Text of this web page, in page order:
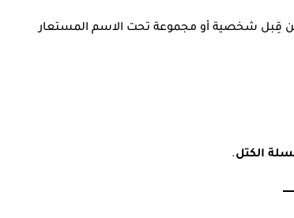
إطلاقها عام 2009 من قِبل شخصية أو مجموعة تحت الاسم المستعار
الكتل.